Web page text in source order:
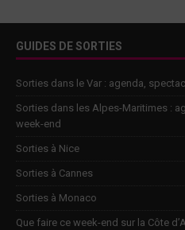
GUIDES DE SORTIES
Sorties dans le Var : agenda,
Sorties dans les Alpes-Maritimes :
week-end
Sorties à Nice
Sorties à Cannes
Sorties à Monaco
Que faire ce week-end sur la Côte